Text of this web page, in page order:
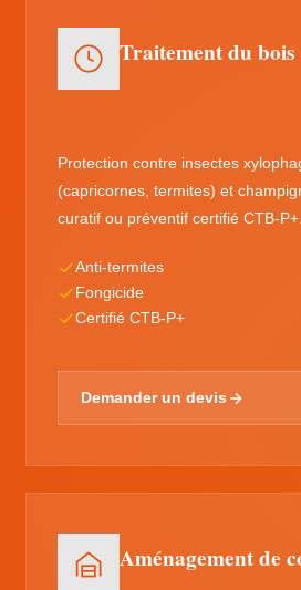
Traitement du bois
Protection contre insectes
(capricornes, termites) et
curatif ou préventif certifié CTB-P+.
Anti-termites
Fongicide
Certifié CTB-P+
Demander un devis
Aménagement de